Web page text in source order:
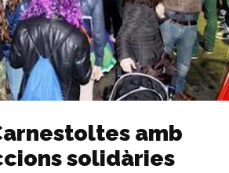
amb
solidàries